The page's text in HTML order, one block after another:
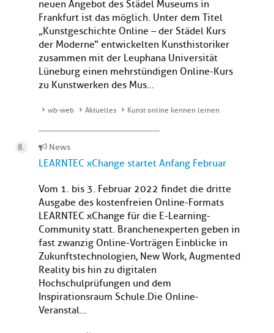
neuen Angebot des Städel Museums in
Frankfurt ist das möglich. Unter dem Titel
„Kunstgeschichte Online – der Städel Kurs
der Moderne“ entwickelten Kunsthistoriker
zusammen mit der Leuphana Universität
Lüneburg einen mehrstündigen Online-Kurs
zu Kunstwerken des Mus...
wb-web Aktuelles Kunst online kennen lernen
News
LEARNTEC xChange startet Anfang Februar
Vom 1. bis 3. Februar 2022 findet die dritte
Ausgabe des kostenfreien Online-Formats
LEARNTEC xChange für die E-Learning-
Community statt. Branchenexperten geben in
fast zwanzig Online-Vorträgen Einblicke in
Zukunftstechnologien, New Work, Augmented
Reality bis hin zu digitalen
Hochschulprüfungen und dem
Inspirationsraum Schule.Die Online-
Veranstal...